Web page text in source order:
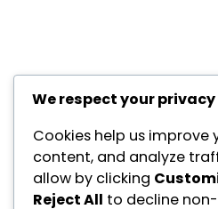
We respect your privacy
Cookies help us improve
content, and analyze
allow by clicking
Reject All to decline